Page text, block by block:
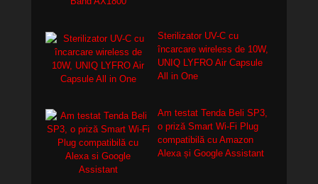
Sterilizator UV-C cu
încarcare wireless de 10W,
UNIQ LYFRO Air Capsule
All in One
Am testat Tenda Beli SP3,
o priză Smart Wi-Fi Plug
compatibilă cu Amazon
Alexa și Google Assistant